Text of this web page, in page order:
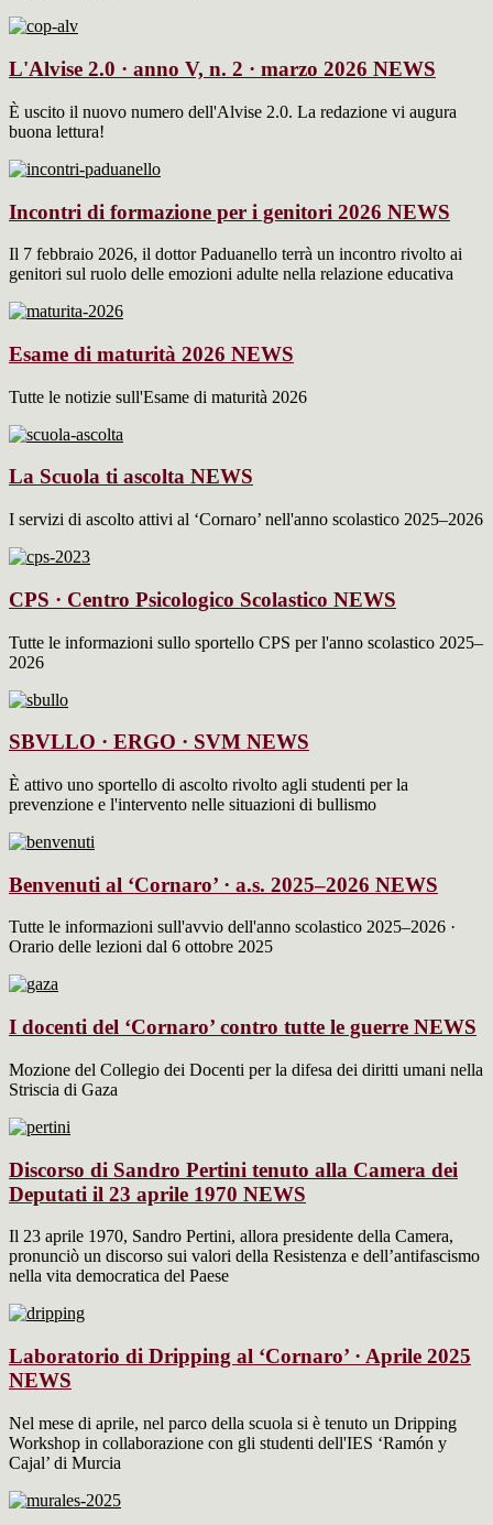
L'Alvise 2.0 · anno V, n. 2 · marzo 2026 NEWS
È uscito il nuovo numero dell'Alvise 2.0. La redazione vi augura
buona lettura!
Incontri di formazione per i genitori 2026 NEWS
Il 7 febbraio 2026, il dottor Paduanello terrà un incontro rivolto ai
genitori sul ruolo delle emozioni adulte nella relazione educativa
Esame di maturità 2026 NEWS
Tutte le notizie sull'Esame di maturità 2026
La Scuola ti ascolta NEWS
I servizi di ascolto attivi al ‘Cornaro’ nell'anno scolastico 2025–2026
CPS · Centro Psicologico Scolastico NEWS
Tutte le informazioni sullo sportello CPS per l'anno scolastico 2025–
2026
SBVLLO · ERGO · SVM NEWS
È attivo uno sportello di ascolto rivolto agli studenti per la
prevenzione e l'intervento nelle situazioni di bullismo
Benvenuti al ‘Cornaro’ · a.s. 2025–2026 NEWS
Tutte le informazioni sull'avvio dell'anno scolastico 2025–2026 ·
Orario delle lezioni dal 6 ottobre 2025
I docenti del ‘Cornaro’ contro tutte le guerre NEWS
Mozione del Collegio dei Docenti per la difesa dei diritti umani nella
Striscia di Gaza
Discorso di Sandro Pertini tenuto alla Camera dei
Deputati il 23 aprile 1970 NEWS
Il 23 aprile 1970, Sandro Pertini, allora presidente della Camera,
pronunciò un discorso sui valori della Resistenza e dell’antifascismo
nella vita democratica del Paese
Laboratorio di Dripping al ‘Cornaro’ · Aprile 2025
NEWS
Nel mese di aprile, nel parco della scuola si è tenuto un Dripping
Workshop in collaborazione con gli studenti dell'IES ‘Ramón y
Cajal’ di Murcia